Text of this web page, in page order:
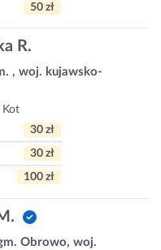
50 zł
R.
, woj. kujawsko-
Kot
30 zł
30 zł
100 zł
Obrowo, woj.